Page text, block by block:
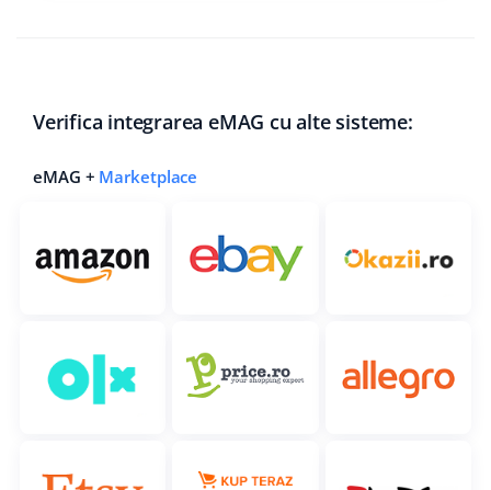
Verifica integrarea eMAG cu alte sisteme:
eMAG + Marketplace